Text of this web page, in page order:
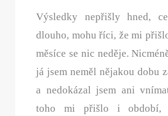
Výsledky nepřišly hned,
dlouho, mohu říci, že mi
měsíce se nic neděje.
já jsem neměl nějakou dobu
a nedokázal jsem ani
toho mi přišlo i období,